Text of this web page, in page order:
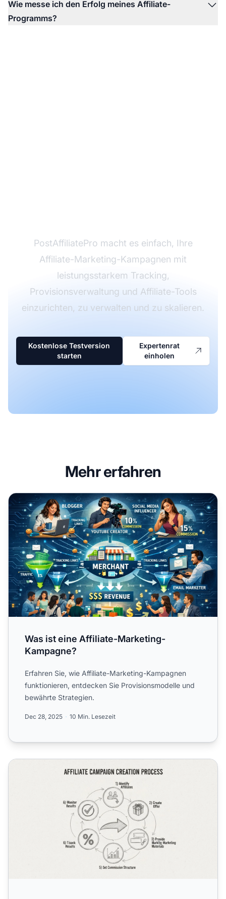
Wie messe ich den Erfolg meines Affiliate-
Programms?
PostAffiliatePro macht es einfach, Ihre
Affiliate-Marketing-Kampagnen mit
leistungsstarkem Tracking,
Provisionsverwaltung und Affiliate-Tools
einzurichten, zu verwalten und zu skalieren.
Kostenlose Testversion
starten
Expertenrat
einholen
Mehr erfahren
Was ist eine Affiliate-Marketing-Kampagne?
Was ist eine Affiliate-Marketing-
Kampagne?
Erfahren Sie, wie Affiliate-Marketing-Kampagnen
funktionieren, entdecken Sie Provisionsmodelle und
bewährte Strategien.
Dec 28, 2025 10 Min. Lesezeit
Wie erstelle ich eine Affiliate-Kampagne?